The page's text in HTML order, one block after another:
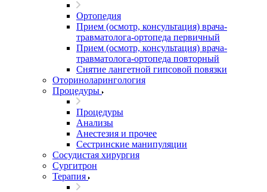
Ортопедия
Прием (осмотр, консультация) врача-
травматолога-ортопеда первичный
Прием (осмотр, консультация) врача-
травматолога-ортопеда повторный
Снятие лангетной гипсовой повязки
Оториноларингология
Процедуры
Процедуры
Анализы
Анестезия и прочее
Сестринские манипуляции
Сосудистая хирургия
Сургитрон
Терапия